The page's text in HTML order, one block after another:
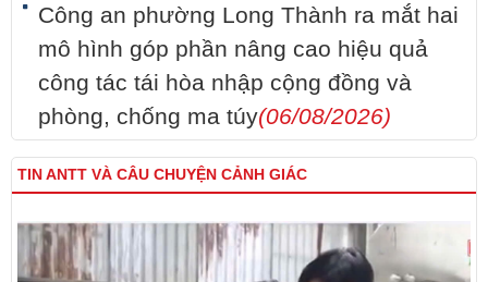
Công an phường Long Thành ra mắt hai
mô hình góp phần nâng cao hiệu quả
công tác tái hòa nhập cộng đồng và
phòng, chống ma túy(06/08/2026)
TIN ANTT VÀ CÂU CHUYỆN CẢNH GIÁC